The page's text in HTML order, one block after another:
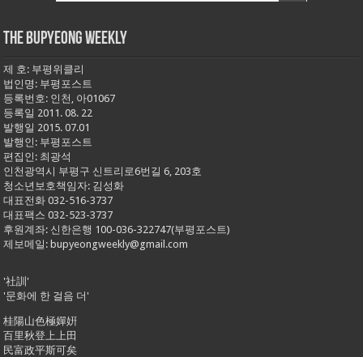
THE BUPYEONG WEEKLY
제 호: 부평위클리
법인명: 부평포스트
등록번호: 인천, 아01067
등록일 2011. 08. 22
발행일 2015. 07.01
발행인: 부평포스트
편집인: 최광석
인천광역시 부평구 신트리로6번길 6, 203호
청소년보호책임자: 김성화
대표전화 032-516-3737
대표팩스 032-523-3737
후원계좌: 신한은행 100-036-322747(부평포스트)
제보메일: bupyeongweekly@gmail.com
'社訓'
'문화에 한 걸음 더'
桂陽山色極嬋姸
百里秋登上上田
民富政平斯可矣